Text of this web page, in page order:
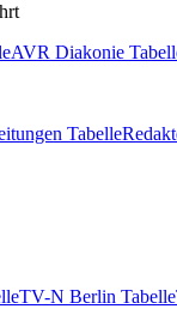
AVR Diakonie
Tabelle
TV-N Berlin Tabelle